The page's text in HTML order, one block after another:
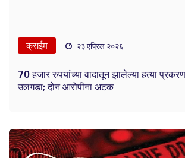
क्राईम २३ एप्रिल २०२६
70 हजार रुपयांच्या वादातून झालेल्या हत्या
उलगडा; दोन आरोपींना अटक